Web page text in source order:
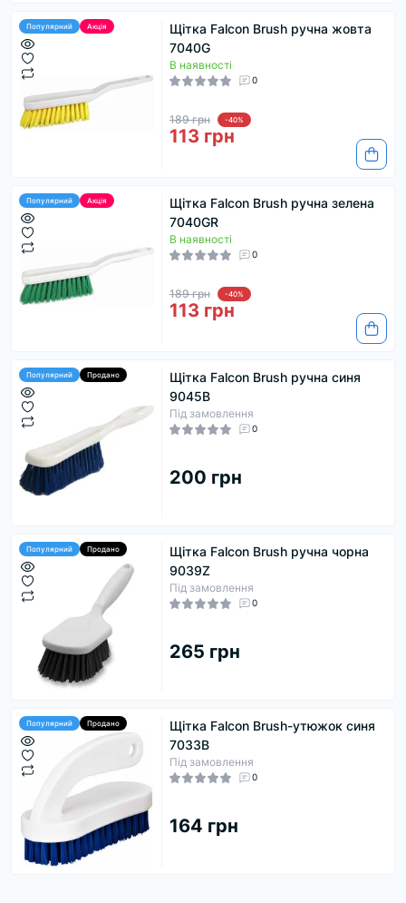
Популярний Акція
Щітка Falcon Brush ручна жовта
7040G
В наявності
0
189 грн -40%
113 грн
Популярний Акція
Щітка Falcon Brush ручна зелена
7040GR
В наявності
0
189 грн -40%
113 грн
Популярний Продано
Щітка Falcon Brush ручна синя
9045B
Під замовлення
0
200 грн
Популярний Продано
Щітка Falcon Brush ручна чорна
9039Z
Під замовлення
0
265 грн
Популярний Продано
Щітка Falcon Brush-утюжок синя
7033B
Під замовлення
0
164 грн